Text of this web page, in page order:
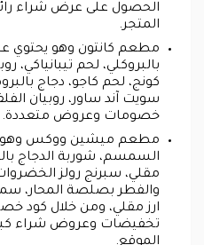
الحصول على عرض شراء
المتجر.
مطعم كانتون وهو يحتوي
بالبروكلي، لحم تيبانياكي،
كونج، لحم كاجو، دجاج
سويت آند ساور، روبيان
خصومات وعروض متعددة.
مطعم ميشين ووكس وهو
السمسم، شوربة الدجاج
مقلي، سبرنج رولز
والفطر بصلصة المحار،
ارز مقلي، ومن خلال كود
تخفيضات وعروض شراء
الموقع.